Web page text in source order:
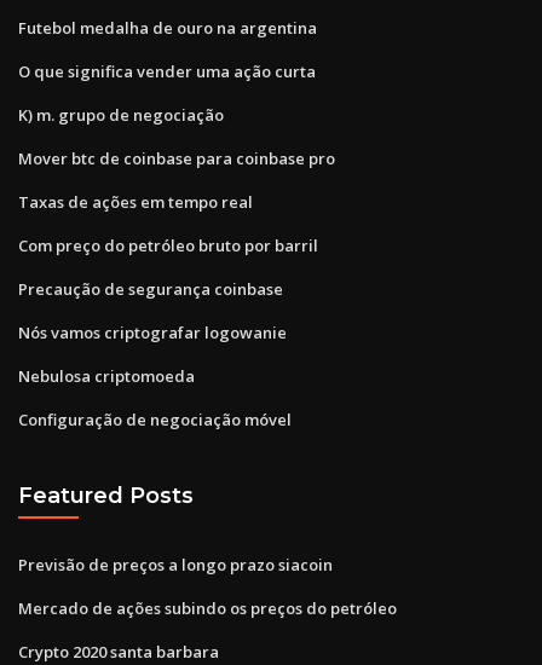
Futebol medalha de ouro na argentina
O que significa vender uma ação curta
K) m. grupo de negociação
Mover btc de coinbase para coinbase pro
Taxas de ações em tempo real
Com preço do petróleo bruto por barril
Precaução de segurança coinbase
Nós vamos criptografar logowanie
Nebulosa criptomoeda
Configuração de negociação móvel
Featured Posts
Previsão de preços a longo prazo siacoin
Mercado de ações subindo os preços do petróleo
Crypto 2020 santa barbara